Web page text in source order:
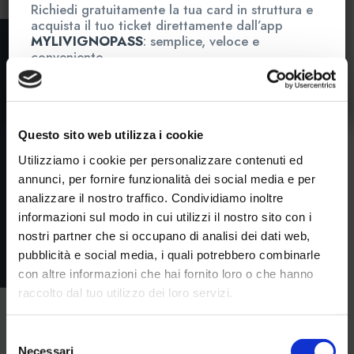
Questo sito web utilizza i cookie
Utilizziamo i cookie per personalizzare contenuti ed
annunci, per fornire funzionalità dei social media e per
analizzare il nostro traffico. Condividiamo inoltre
informazioni sul modo in cui utilizzi il nostro sito con i
nostri partner che si occupano di analisi dei dati web,
pubblicità e social media, i quali potrebbero combinarle
con altre informazioni che hai fornito loro o che hanno
raccolto dal tuo utilizzo dei loro servizi.
Necessari
Richiedi gratuitamente la tua card in struttura e
acquista il tuo ticket direttamente dall’app
MYLIVIGNOPASS: semplice, veloce e
conveniente.